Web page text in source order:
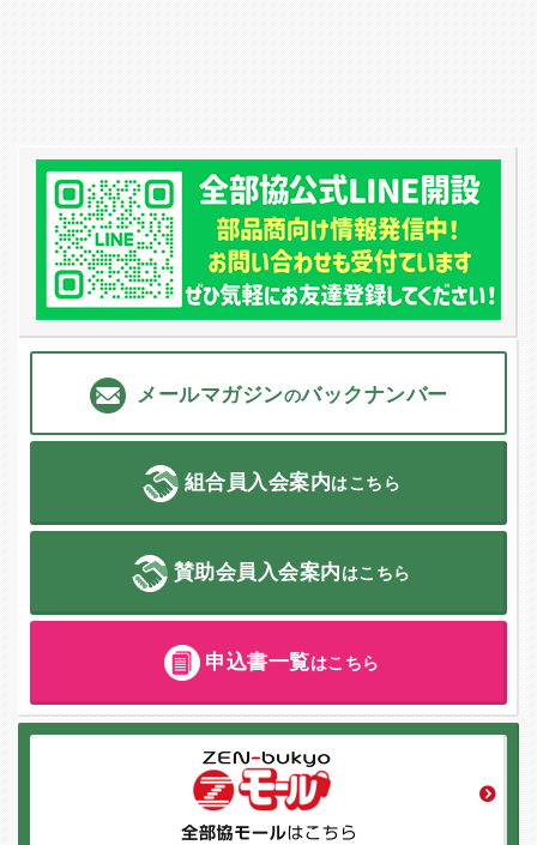
メールマガジンのバックナンバー
組合員入会案内はこちら
賛助会員入会案内はこちら
申込書一覧はこちら